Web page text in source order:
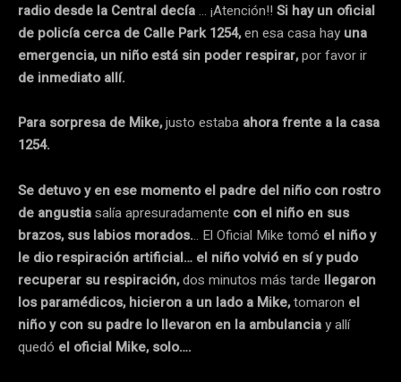
radio desde la Central decía… ¡Atención!! Si hay un oficial
de policía cerca de Calle Park 1254,en esa casa hay una
emergencia, un niño está sin poder respirar,por favor ir
de inmediato allí.
Para sorpresa de Mike,justo estaba ahora frente a la casa
1254.
Se detuvo y en ese momento el padre del niño con rostro
de angustiasalía apresuradamente con el niño en sus
brazos, sus labios morados... El Oficial Mike tomó el niño y
le dio respiración artificial… el niño volvió en sí y pudo
recuperar su respiración,dos minutos más tarde llegaron
los paramédicos, hicieron a un lado a Mike,tomaron el
niño y con su padre lo llevaron en la ambulanciay allí
quedó el oficial Mike, solo….